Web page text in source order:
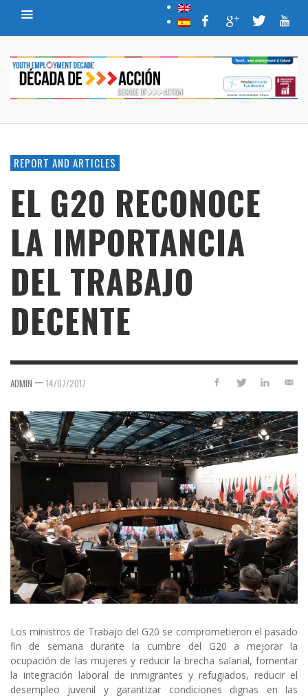
REPORT AND ARTICLES
EL G20 RECONOCE
LA IMPORTANCIA
DEL TRABAJO
DECENTE
ADMIN — 14/07/2017
Los ministros de Trabajo del G20 se comprometieron el pasado
fin de semana durante la cumbre del G20 a mejorar la
ocupación de las mujeres y reducir la brecha salarial, fomentar
la integración laboral de inmigrantes y refugiados, reducir el
desempleo juvenil y garantizar condiciones dignas en las